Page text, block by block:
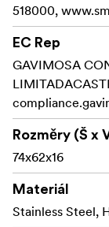
Balení obsahuje:
1 x Prodloužená
518000,
EC Rep
GAVIMOSA
Rozměry (Š x
74x62x16
Materiál
Stainless Steel,